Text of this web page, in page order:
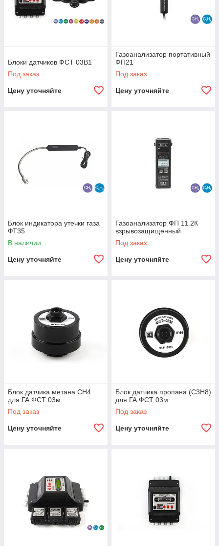
Блоки датчиков ФСТ 03В1
Под заказ
Цену уточняйте
Газоанализатор портативный
ФП21
Под заказ
Цену уточняйте
Блок индикатора утечки газа
ФТ35
В наличии
Цену уточняйте
Газоанализатор ФП 11.2К
взрывозащищенный
Под заказ
Цену уточняйте
Блок датчика метана CH4
для ГА ФСТ 03м
Под заказ
Цену уточняйте
Блок датчика пропана (C3H8)
для ГА ФСТ 03м
Под заказ
Цену уточняйте